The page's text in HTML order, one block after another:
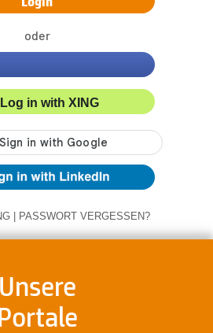
oder
Log in with XING
| PASSWORT VERGESSEN?
Unsere